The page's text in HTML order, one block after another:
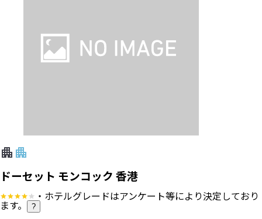
ドーセット モンコック 香港
・ホテルグレードはアンケート等により決定しており
ます。 ?